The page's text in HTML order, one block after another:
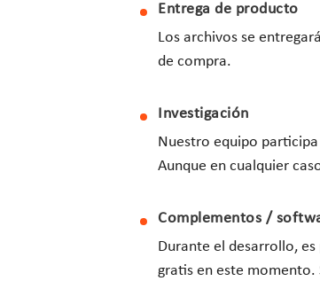
Entrega de producto
Los archivos se
de compra.
Investigación
Nuestro equipo
Aunque en cualquier
Complementos /
Durante el desarrollo,
gratis en este momento.